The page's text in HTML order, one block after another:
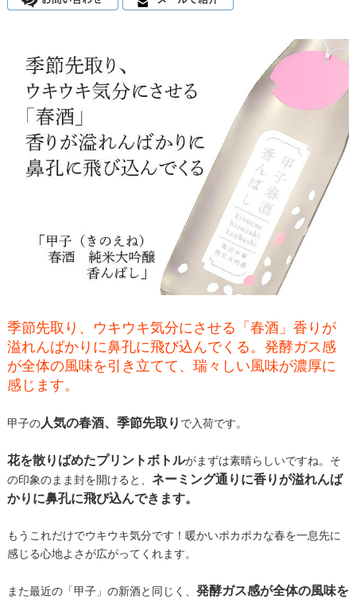
季節先取り、ウキウキ気分にさせる「春酒」香りが
溢れんばかりに鼻孔に飛び込んでくる。発酵ガス感
が全体の風味を引き立てて、瑞々しい風味が濃厚に
感じます。
甲子の人気の春酒、季節先取り で入荷です。
花を散りばめたプリントボトルがまずは素晴らしいですね。そ
の印象のまま封を開けると、 ネーミング通りに香りが溢れんば
かりに鼻孔に飛び込んできます。
もうこれだけでウキウキ気分です！暖かいポカポカな春を一息先に
感じる心地よさが広がってくれます。
また最近の「甲子」の新酒と同じく、 発酵ガス感が全体の風味を